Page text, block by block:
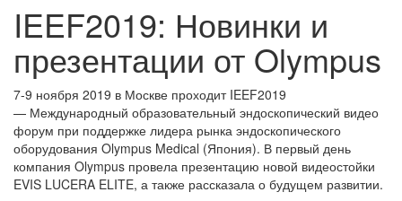
IEEF2019: Новинки и
презентации от Olympus
7-9 ноября 2019 в Москве проходит IEEF2019
— Международный образовательный эндоскопический видео
форум при поддержке лидера рынка эндоскопического
оборудования Olympus Medical (Япония). В первый день
компания Olympus провела презентацию новой видеостойки
EVIS LUCERA ELITE, а также рассказала о будущем развитии.